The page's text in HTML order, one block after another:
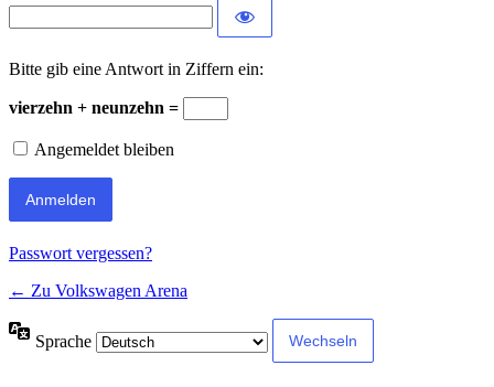
Bitte gib eine Antwort in Ziffern ein:
vierzehn + neunzehn =
Angemeldet bleiben
Passwort vergessen?
← Zu Volkswagen Arena
Sprache